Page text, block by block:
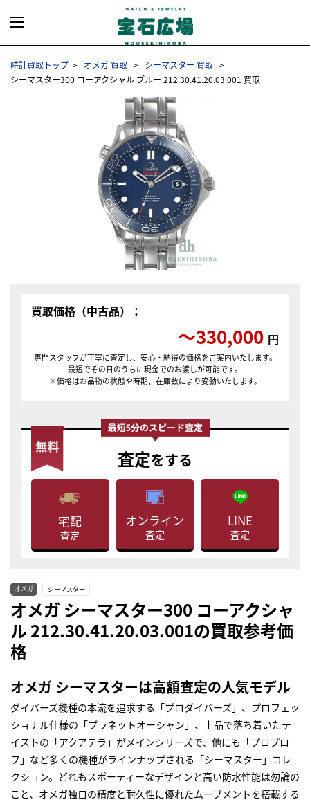
時計買取トップ オメガ 買取
シーマスター 買取
シーマスター300 コーアクシャル ブルー 212.30.41.20.03.001 買取
買取価格（中古品）：
〜330,000 円
専門スタッフが丁寧に査定し、安心・納得の価格をご案内いたします。
最短でその日のうちに現金でのお渡しが可能です。
※価格はお品物の状態や時期、在庫数により変動いたします。
査定をする
宅配
査定
オンライン
査定
LINE
査定
オメガ シーマスター
オメガ シーマスター300 コーアクシャ
ル 212.30.41.20.03.001の買取参考価
格
オメガ シーマスターは高額査定の人気モデル
ダイバーズ機種の本流を追求する「プロダイバーズ」、プロフェッ
ショナル仕様の「プラネットオーシャン」、上品で落ち着いたテ
イストの「アクアテラ」がメインシリーズで、他にも「プロプロ
フ」など多くの機種がラインナップされる「シーマスター」コレ
クション。どれもスポーティーなデザインと高い防水性能は勿論の
こと、オメガ独自の精度と耐久性に優れたムーブメントを搭載する